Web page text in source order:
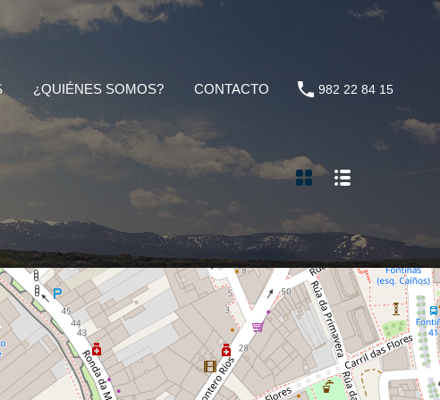
¿QUIÉNES SOMOS? CONTACTO 982 22 84 15